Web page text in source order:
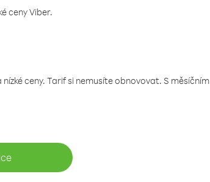
ceny Viber.
ceny. Tarif si nemusíte obnovovat. S měsíčním